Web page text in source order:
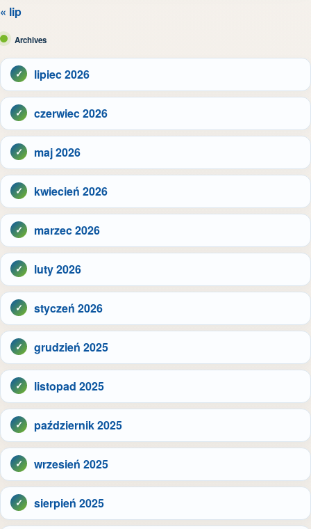
« lip
Archives
lipiec 2026
czerwiec 2026
maj 2026
kwiecień 2026
marzec 2026
luty 2026
styczeń 2026
grudzień 2025
listopad 2025
październik 2025
wrzesień 2025
sierpień 2025